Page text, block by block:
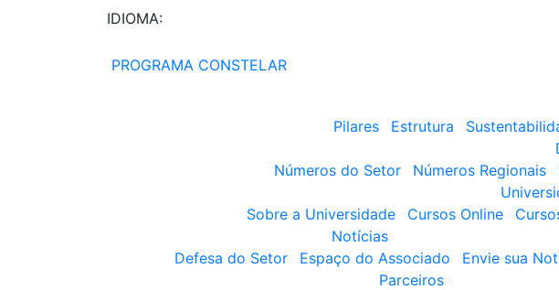
IDIOMA:
PROGRAMA CONSTELAR
Pilares
Estrutura
Números do Setor
Números Regionais
Sobre a Universidade
Cursos Online
Notícias
Defesa do Setor
Espaço do Associado Envie sua
Parceiros